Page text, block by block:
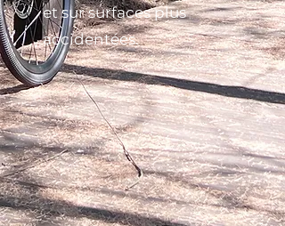
et sur surfaces plus
accidentées.